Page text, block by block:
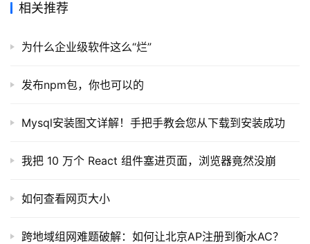
相关推荐
为什么企业级软件这么“烂”
发布npm包，你也可以的
Mysql安装图文详解！手把手教会您从下载到安装成功
我把 10 万个 React 组件塞进页面，浏览器竟然没崩
如何查看网页大小
跨地域组网难题破解：如何让北京AP注册到衡水AC？